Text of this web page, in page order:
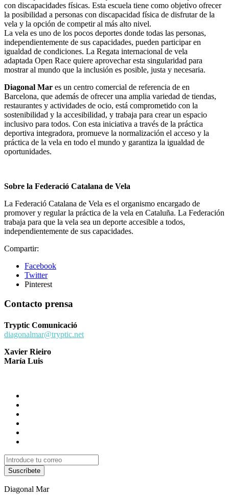
con discapacidades físicas. Esta escuela tiene como objetivo ofrecer
la posibilidad a personas con discapacidad física de disfrutar de la
vela y la opción de competir al más alto nivel.
La vela es uno de los pocos deportes donde todas las personas,
independientemente de sus capacidades, pueden participar en
igualdad de condiciones. La Regata internacional de vela
adaptada Open Race quiere aprovechar esta singularidad para
mostrar al mundo que la inclusión es posible, justa y necesaria.
Diagonal Mar es un centro comercial de referencia de en
Barcelona, que además de ofrecer una amplia variedad de tiendas,
restaurantes y actividades de ocio, está comprometido con la
sostenibilidad y la accesibilidad, y trabaja para crear un espacio
inclusivo para todos. Con esta iniciativa a través de la práctica
deportiva integradora, promueve la normalización el acceso y la
práctica de la vela en todo el mundo y garantiza la igualdad de
oportunidades.
Sobre la Federació Catalana de Vela
La Federació Catalana de Vela es el organismo encargado de
promover y regular la práctica de la vela en Cataluña. La Federación
trabaja para que la vela sea un deporte accesible a todos,
independientemente de sus capacidades.
Compartir:
Facebook
Twitter
Pinterest
Contacto prensa
Tryptic Comunicació
diagonalmar@tryptic.net
Xavier Rieiro
María Luis
Suscríbete
Diagonal Mar